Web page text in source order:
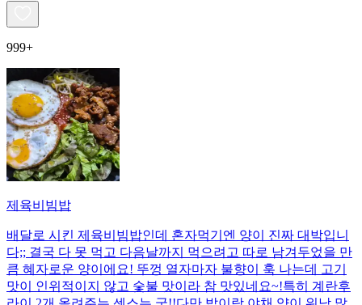
999+
제육비빔밥
배달로 시킨 제육비빔밥인데 혼자먹기엔 양이 진짜 대박입니
다;; 결국 다 못 먹고 다음날까지 먹으려고 따로 남겨두었을 만
큼 혜자로운 양이에요! 뚜껑 열자마자 불향이 훅 나는데 고기
맛이 인위적이지 않고 숯불 맛이라 참 맛있네요~!특히 계란후